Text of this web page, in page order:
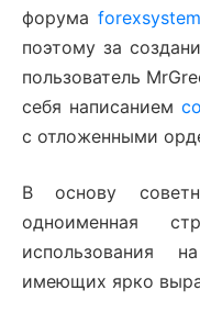
форума
поэтому за
пользователь
себя написанием
с отложенными
В основу
одноименная
использования
имеющих ярко